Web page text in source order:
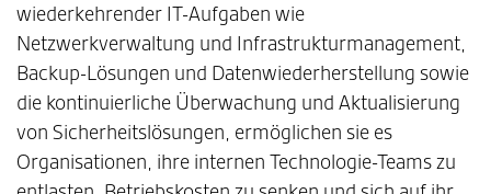
wiederkehrender IT-Aufgaben wie
Netzwerkverwaltung und Infrastrukturmanagement,
Backup-Lösungen und Datenwiederherstellung sowie
die kontinuierliche Überwachung und Aktualisierung
von Sicherheitslösungen, ermöglichen sie es
Organisationen, ihre internen Technologie-Teams zu